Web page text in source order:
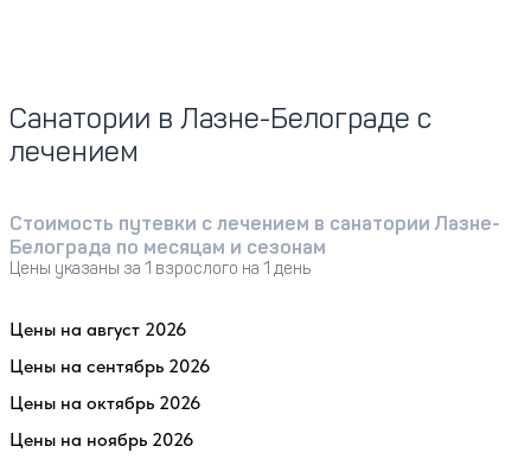
Санатории в Лазне-Белограде с
лечением
Стоимость путевки с лечением в санатории Лазне-
Белограда по месяцам и сезонам
Цены указаны за 1 взрослого на 1 день
Цены на август 2026
Цены на сентябрь 2026
Цены на октябрь 2026
Цены на ноябрь 2026